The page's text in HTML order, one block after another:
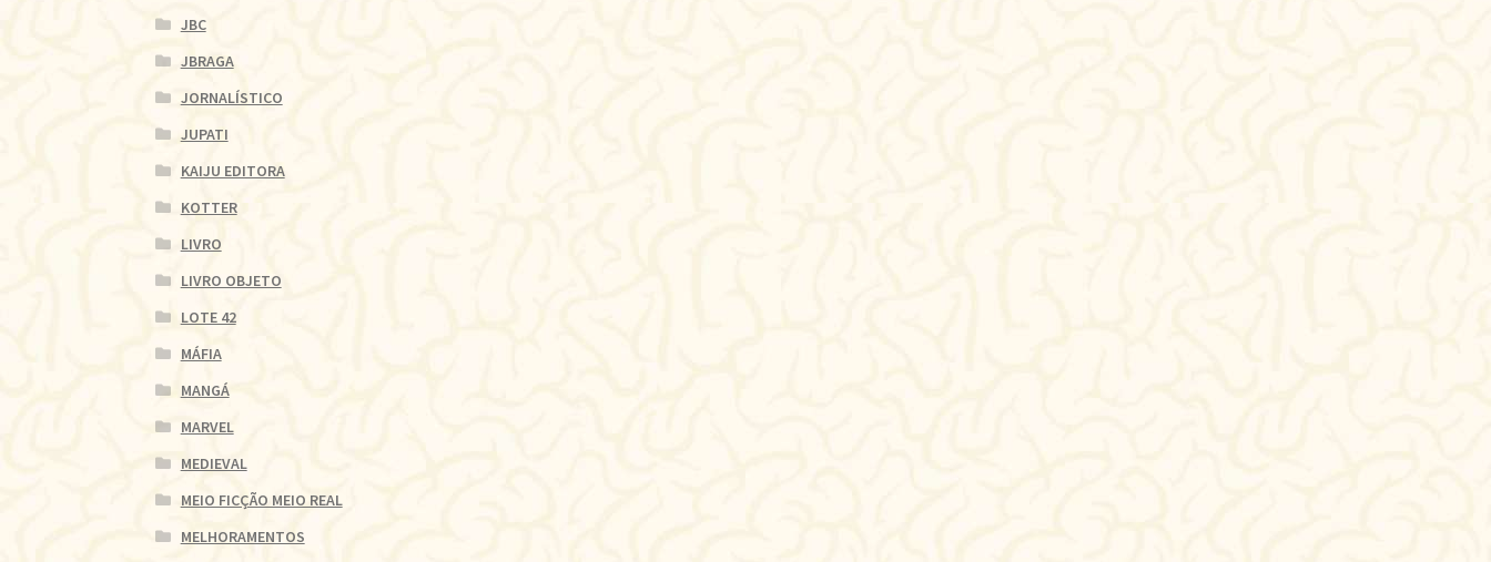
JBC
JBRAGA
JORNALÍSTICO
JUPATI
KAIJU EDITORA
KOTTER
LIVRO
LIVRO OBJETO
LOTE 42
MÁFIA
MANGÁ
MARVEL
MEDIEVAL
MEIO FICÇÃO MEIO REAL
MELHORAMENTOS